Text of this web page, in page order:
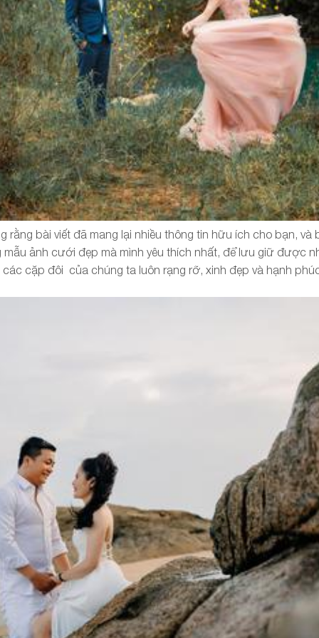
rằng bài viết đã mang lại nhiều thông tin hữu ích cho bạn,
ảnh cưới đẹp mà mình yêu thích nhất, để lưu giữ được
cặp đôi của chúng ta luôn rạng rỡ, xinh đẹp và hạnh